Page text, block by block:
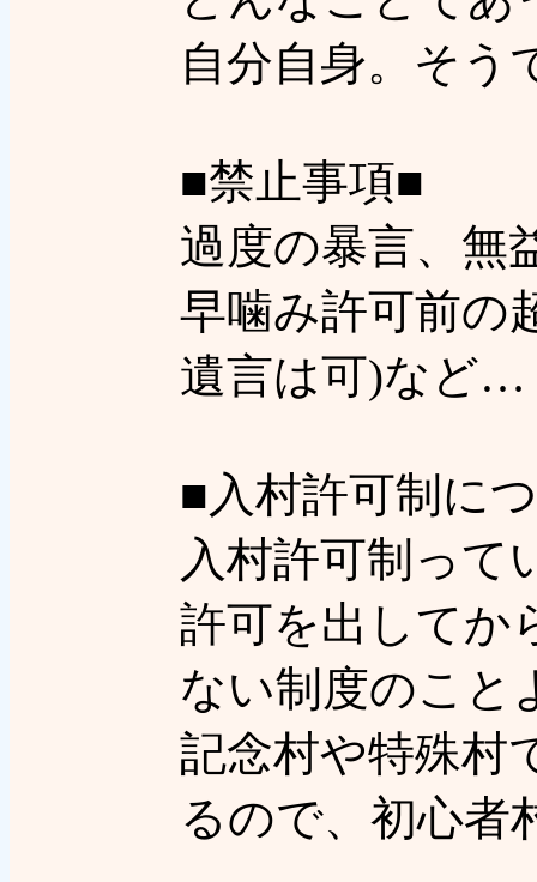
自分自身。そう
■禁止事項■
過度の暴言、無
早噛み許可前の
遺言は可)など…
■入村許可制に
入村許可制って
許可を出してか
ない制度のこと
記念村や特殊村
るので、初心者